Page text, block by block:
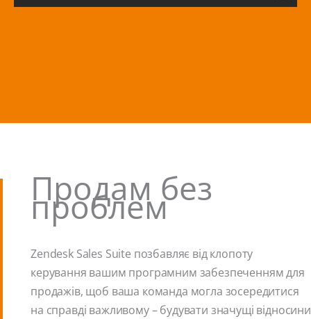
Продам без
проблем
Zendesk Sales Suite позбавляє від клопоту
керування вашим програмним забезпеченням для
продажів, щоб ваша команда могла зосередитися
на справді важливому – будувати значущі відносини